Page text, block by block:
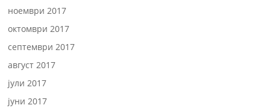
ноември 2017
октомври 2017
септември 2017
август 2017
јули 2017
јуни 2017